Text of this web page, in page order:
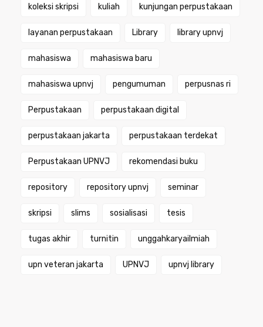
koleksi skripsi kuliah kunjungan perpustakaan
layanan perpustakaan Library library upnvj
mahasiswa mahasiswa baru
mahasiswa upnvj pengumuman perpusnas ri
Perpustakaan perpustakaan digital
perpustakaan jakarta perpustakaan terdekat
Perpustakaan UPNVJ rekomendasi buku
repository repository upnvj seminar
skripsi slims sosialisasi tesis
tugas akhir turnitin unggahkaryailmiah
upn veteran jakarta UPNVJ upnvj library